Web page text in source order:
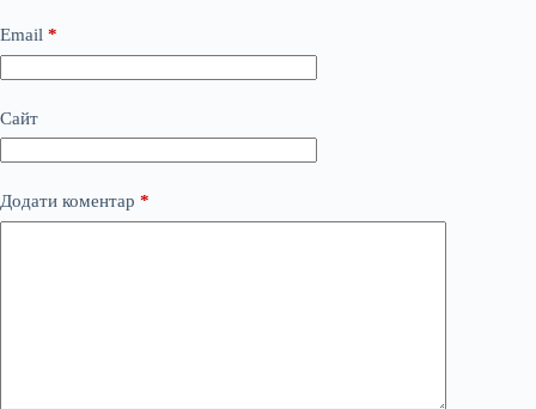
Email *
Сайт
Додати коментар *